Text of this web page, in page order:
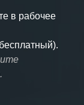
в рабочее